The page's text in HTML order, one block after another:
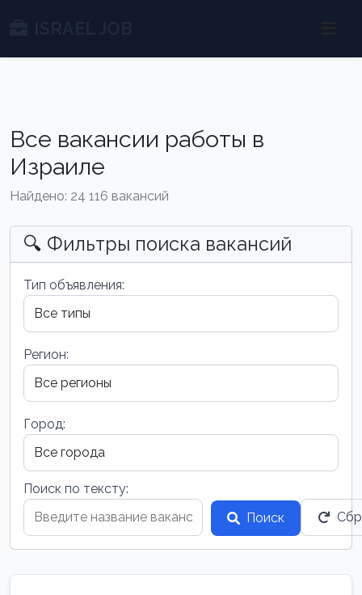
Все вакансии работы в
Израиле
Найдено: 24 116 вакансий
🔍 Фильтры поиска вакансий
Тип объявления:
Регион:
Город:
Поиск по тексту:
Поиск